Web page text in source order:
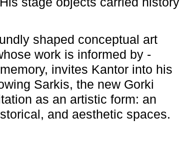
shaped conceptual art
work is informed by
invites Kantor into his
Sarkis, the new Gorki
as an artistic form: an
and aesthetic spaces.